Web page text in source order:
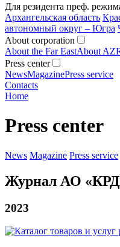
Для резидента преф.
Архангельская область
автономный округ – Югра
About corporation
About the Far EastAbout
Press center
NewsMagazinePress service
Contacts
Home
Press center
News Magazine Press service
Журнал АО
2023